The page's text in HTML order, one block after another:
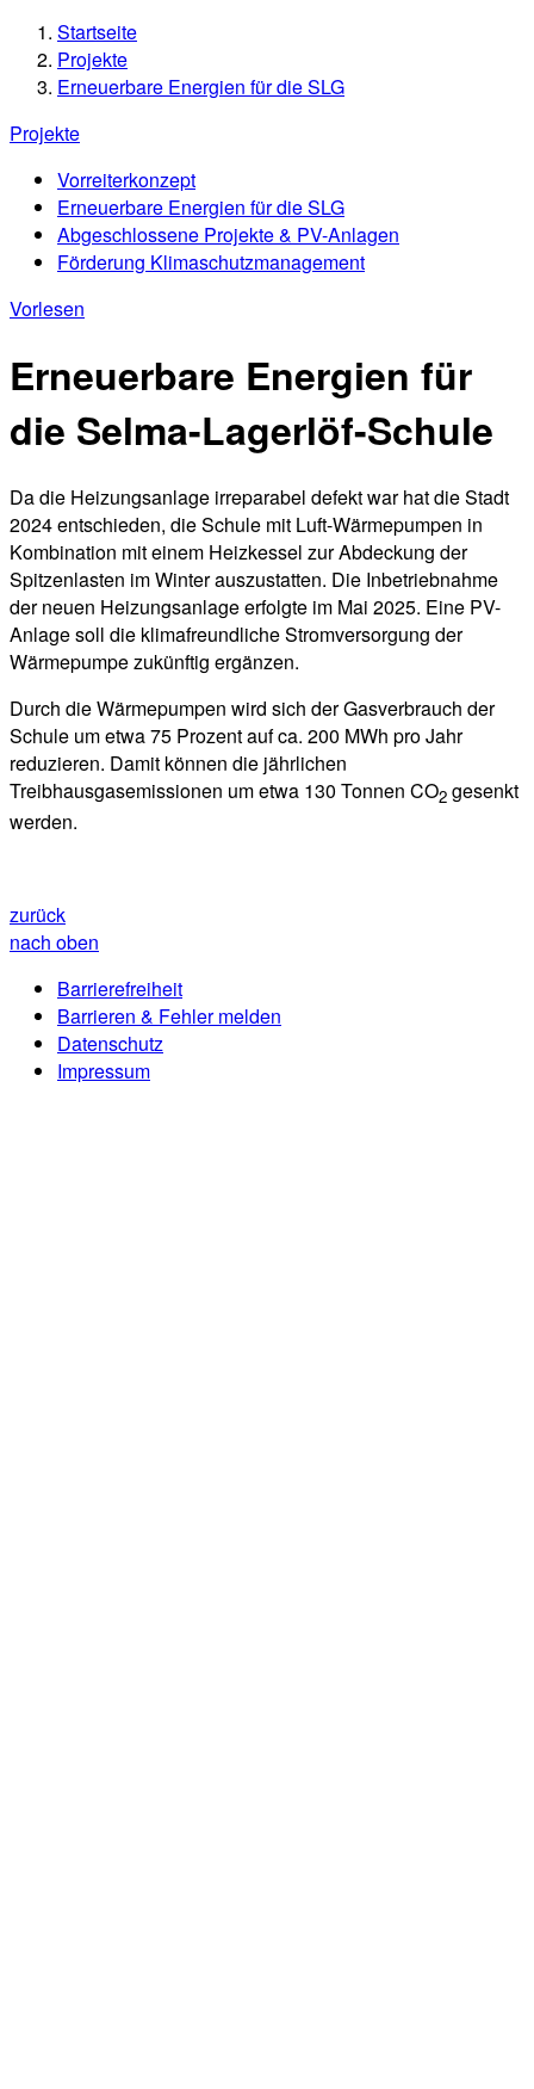
Startseite
Projekte
Erneuerbare Energien für die SLG
Projekte
Vorreiterkonzept
Erneuerbare Energien für die SLG
Abgeschlossene Projekte & PV-Anlagen
Förderung Klimaschutzmanagement
Vorlesen
Erneuerbare Energien für
die Selma-Lagerlöf-Schule
Da die Heizungsanlage irreparabel defekt war hat die Stadt
2024 entschieden, die Schule mit Luft-Wärmepumpen in
Kombination mit einem Heizkessel zur Abdeckung der
Spitzenlasten im Winter auszustatten. Die Inbetriebnahme
der neuen Heizungsanlage erfolgte im Mai 2025. Eine PV-
Anlage soll die klimafreundliche Stromversorgung der
Wärmepumpe zukünftig ergänzen.
Durch die Wärmepumpen wird sich der Gasverbrauch der
Schule um etwa 75 Prozent auf ca. 200 MWh pro Jahr
reduzieren. Damit können die jährlichen
Treibhausgasemissionen um etwa 130 Tonnen CO2 gesenkt
werden.
zurück
nach oben
Barrierefreiheit
Barrieren & Fehler melden
Datenschutz
Impressum